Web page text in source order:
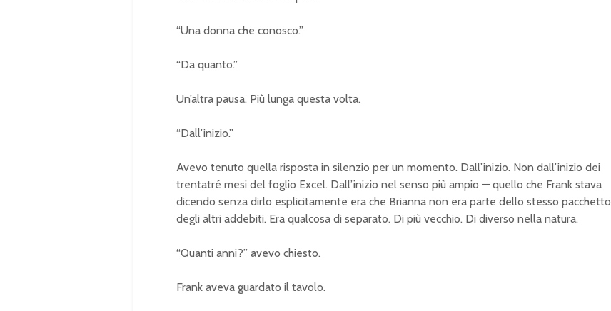
“Una donna che conosco.”
“Da quanto.”
Un’altra pausa. Più lunga questa volta.
“Dall’inizio.”
Avevo tenuto quella risposta in silenzio per un momento. Dall’inizio. Non dall’inizio dei
trentatré mesi del foglio Excel. Dall’inizio nel senso più ampio — quello che Frank stava
dicendo senza dirlo esplicitamente era che Brianna non era parte dello stesso pacchetto
degli altri addebiti. Era qualcosa di separato. Di più vecchio. Di diverso nella natura.
“Quanti anni?” avevo chiesto.
Frank aveva guardato il tavolo.